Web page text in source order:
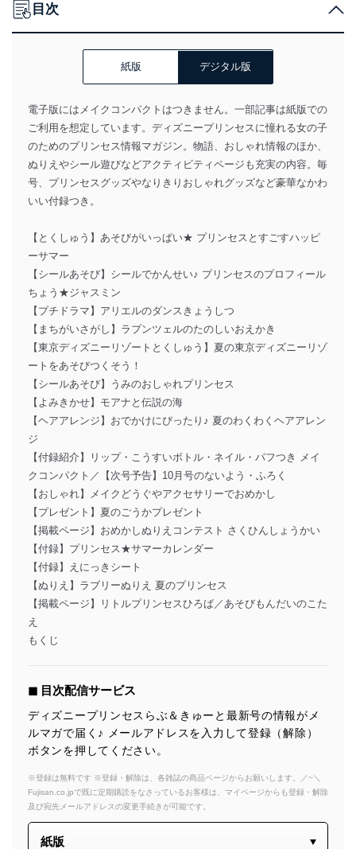
目次
紙版 デジタル版
電子版にはメイクコンパクトはつきません。一部記事は紙版での
ご利用を想定しています。ディズニープリンセスに憧れる女の子
のためのプリンセス情報マガジン。物語、おしゃれ情報のほか、
ぬりえやシール遊びなどアクティビティページも充実の内容。毎
号、プリンセスグッズやなりきりおしゃれグッズなど豪華なかわ
いい付録つき。
【とくしゅう】あそびがいっぱい★ プリンセスとすごすハッピ
ーサマー
【シールあそび】シールでかんせい♪ プリンセスのプロフィール
ちょう★ジャスミン
【プチドラマ】アリエルのダンスきょうしつ
【まちがいさがし】ラプンツェルのたのしいおえかき
【東京ディズニーリゾートとくしゅう】夏の東京ディズニーリゾ
ートをあそびつくそう！
【シールあそび】うみのおしゃれプリンセス
【よみきかせ】モアナと伝説の海
【ヘアアレンジ】おでかけにぴったり♪ 夏のわくわくヘアアレン
ジ
【付録紹介】リップ・こうすいボトル・ネイル・パフつき メイ
クコンパクト／【次号予告】10月号のないよう・ふろく
【おしゃれ】メイクどうぐやアクセサリーでおめかし
【プレゼント】夏のごうかプレゼント
【掲載ページ】おめかしぬりえコンテスト さくひんしょうかい
【付録】プリンセス★サマーカレンダー
【付録】えにっきシート
【ぬりえ】ラブリーぬりえ 夏のプリンセス
【掲載ページ】リトルプリンセスひろば／あそびもんだいのこた
え
もくじ
◼︎ 目次配信サービス
ディズニープリンセスらぶ＆きゅーと最新号の情報がメ
ルマガで届く♪ メールアドレスを入力して登録（解除）
ボタンを押してください。
※登録は無料です ※登録・解除は、各雑誌の商品ページからお願いします。／~＼
Fujisan.co.jpで既に定期購読をなさっているお客様は、マイページからも登録・解除
及び宛先メールアドレスの変更手続きが可能です。